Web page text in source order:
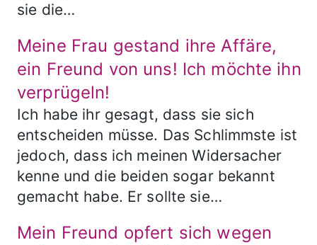
sie die…
Meine Frau gestand ihre Affäre,
ein Freund von uns! Ich möchte ihn
verprügeln!
Ich habe ihr gesagt, dass sie sich
entscheiden müsse. Das Schlimmste ist
jedoch, dass ich meinen Widersacher
kenne und die beiden sogar bekannt
gemacht habe. Er sollte sie…
Mein Freund opfert sich wegen